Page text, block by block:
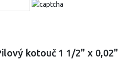
kotouč 1 1/2" x 0,02"